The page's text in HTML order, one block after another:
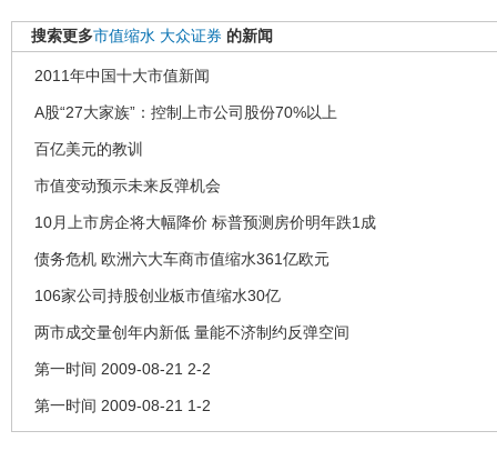
搜索更多市值缩水 大众证券 的新闻
2011年中国十大市值新闻
A股“27大家族”：控制上市公司股份70%以上
百亿美元的教训
市值变动预示未来反弹机会
10月上市房企将大幅降价 标普预测房价明年跌1成
债务危机 欧洲六大车商市值缩水361亿欧元
106家公司持股创业板市值缩水30亿
两市成交量创年内新低 量能不济制约反弹空间
第一时间 2009-08-21 2-2
第一时间 2009-08-21 1-2